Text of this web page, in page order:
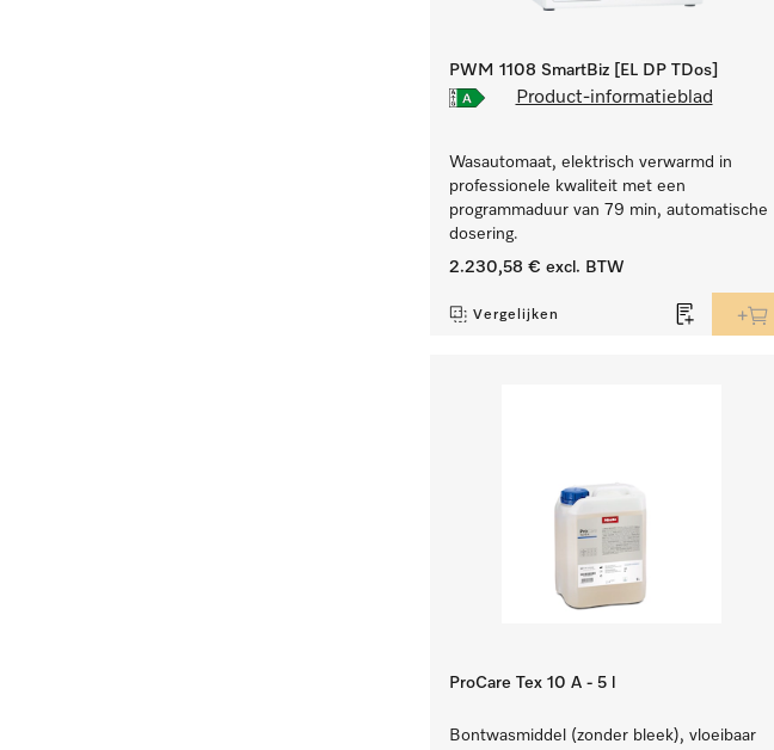
PWM 1108 SmartBiz [EL DP TDos]
Product-informatieblad
Wasautomaat, elektrisch verwarmd in
professionele kwaliteit met een
programmaduur van 79 min, automatische
dosering.
2.230,58 € excl. BTW
Vergelijken
ProCare Tex 10 A - 5 l
Bontwasmiddel (zonder bleek), vloeibaar